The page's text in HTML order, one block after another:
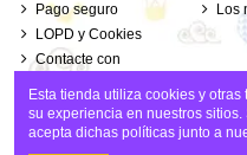
Pago seguro
LOPD y Cookies
Contacte con
Los
Esta tienda utiliza cookies y
su experiencia en nuestros
acepta dichas políticas junto a